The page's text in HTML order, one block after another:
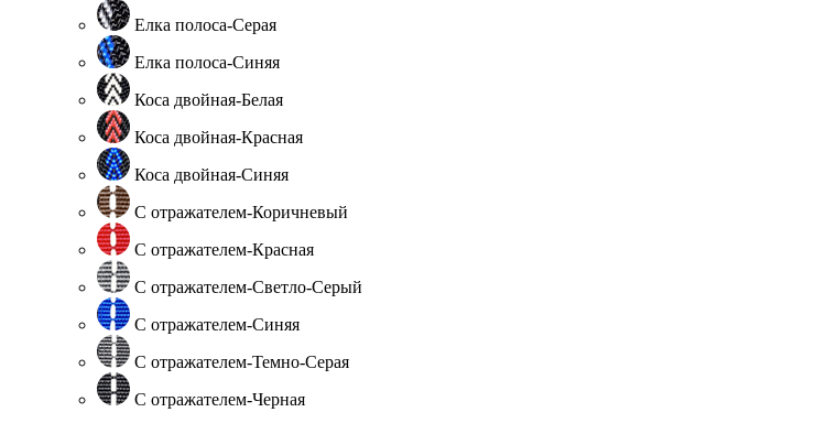
Елка полоса-Серая
Елка полоса-Синяя
Коса двойная-Белая
Коса двойная-Красная
Коса двойная-Синяя
С отражателем-Коричневый
С отражателем-Красная
С отражателем-Светло-Серый
С отражателем-Синяя
С отражателем-Темно-Серая
С отражателем-Черная